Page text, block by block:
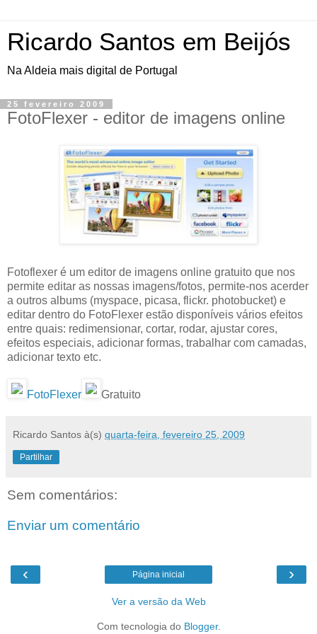
Ricardo Santos em Beijós
Na Aldeia mais digital de Portugal
25 fevereiro 2009
FotoFlexer - editor de imagens online
Fotoflexer é um editor de imagens online gratuito que nos
permite editar as nossas imagens/fotos, permite-nos acerder
a outros albums (myspace, picasa, flickr. photobucket) e
editar dentro do FotoFlexer estão disponíveis vários efeitos
entre quais: redimensionar, cortar, rodar, ajustar cores,
efeitos especiais, adicionar formas, trabalhar com camadas,
adicionar texto etc.
FotoFlexer Gratuito
Ricardo Santos à(s) quarta-feira, fevereiro 25, 2009
Partilhar
Sem comentários:
Enviar um comentário
‹ ›
Página inicial
Ver a versão da Web
Com tecnologia do Blogger.